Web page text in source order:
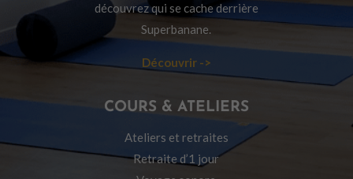
découvrez qui se cache derrière
Superbanane.
Découvrir ->
COURS & ATELIERS
Ateliers et retraites
Retraite d’1 jour